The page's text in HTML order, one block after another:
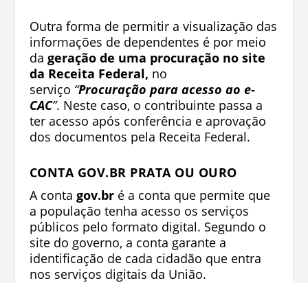
Outra forma de permitir a visualização das
informações de dependentes é por meio
da geração de uma procuração no site
da Receita Federal, no
serviço “Procuração para acesso ao e-
CAC”. Neste caso, o contribuinte passa a
ter acesso após conferência e aprovação
dos documentos pela Receita Federal.
CONTA GOV.BR PRATA OU OURO
A conta gov.bré a conta que permite que
a população tenha acesso os serviços
públicos pelo formato digital. Segundo o
site do governo, a conta garante a
identificação de cada cidadão que entra
nos serviços digitais da União.